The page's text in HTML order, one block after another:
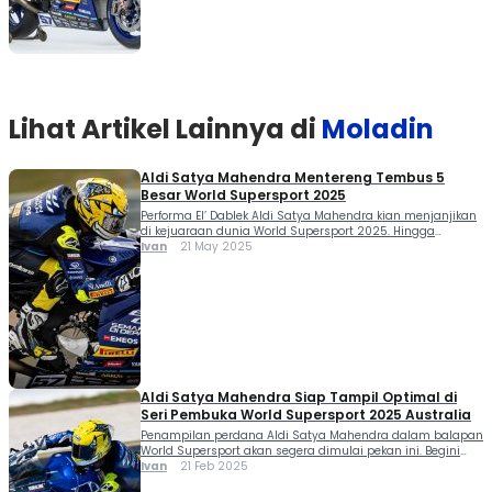
Lihat Artikel Lainnya di Moladin
Aldi Satya Mahendra Mentereng Tembus 5
Besar World Supersport 2025
Performa El’ Dablek Aldi Satya Mahendra kian menjanjikan
di kejuaraan dunia World Supersport 2025. Hingga
putaran ke-5, rider yang bergabung dengan Yamaha BLU
Ivan 21 May 2025
Aldi Satya Mahendra Siap Tampil Optimal di
Seri Pembuka World Supersport 2025 Australia
Penampilan perdana Aldi Satya Mahendra dalam balapan
World Supersport akan segera dimulai pekan ini. Begini
optimisme Aldi Satya Mahendra pada Seri Pembuka World
Ivan 21 Feb 2025